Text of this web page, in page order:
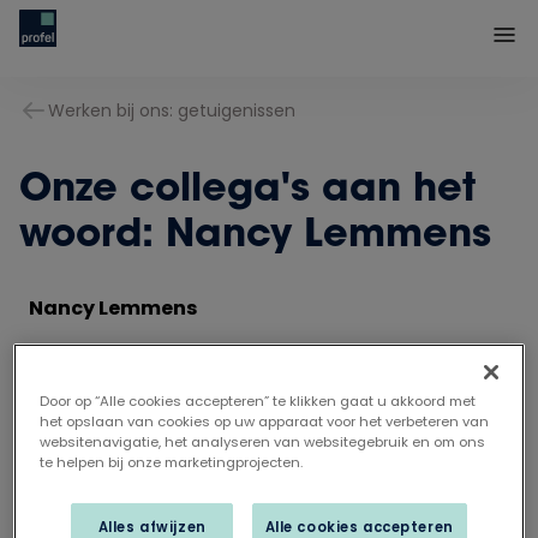
Werken bij ons: getuigenissen
Onze collega's aan het
woord: Nancy Lemmens
Nancy Lemmens
CENTER
Na 20 jaar productiewerk trok ik mijn stoute
loopbaanbegeleiding. Uit de gesprekken en testen
Door op “Alle cookies accepteren” te klikken gaat u akkoord met
het opslaan van cookies op uw apparaat voor het verbeteren van
websitenavigatie, het analyseren van websitegebruik en om ons
te helpen bij onze marketingprojecten.
Alles afwijzen Alle cookies accepteren